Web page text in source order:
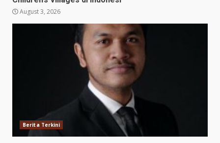
August 3, 2026
Berita Terkini